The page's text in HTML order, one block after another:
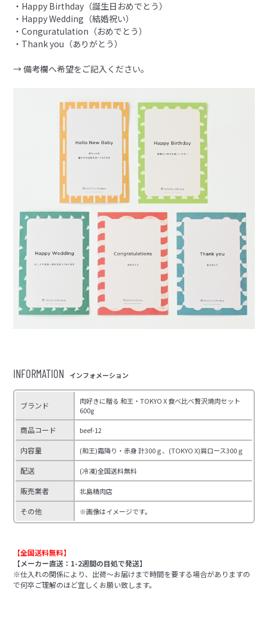
・Happy Birthday（誕生日おめでとう）
・Happy Wedding（結婚祝い）
・Conguratulation（おめでとう）
・Thank you（ありがとう）
→ 備考欄へ希望をご記入ください。
INFORMATION インフォメーション
ブランド
肉好きに贈る 和王・TOKYO X 食べ比べ贅沢焼肉セット
600g
商品コード beef-12
内容量 (和王)霜降り・赤身 計300ｇ、(TOKYO X)肩ロース300ｇ
配送 (冷凍)全国送料無料
販売業者 北島精肉店
その他 ※画像はイメージです。
【全国送料無料】
【メーカー直送：1-2週間の目処で発送】
※仕入れの関係により、出荷～お届けまで時間を要する場合がありますの
で何卒ご理解のほど宜しくお願い致します。